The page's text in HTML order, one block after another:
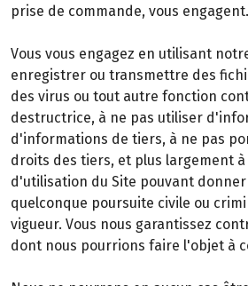
prise de commande, vous engagent.
Vous vous engagez en utilisant
enregistrer ou transmettre des
des virus ou tout autre fonction
destructrice, à ne pas utiliser
d'informations de tiers, à ne pas
droits des tiers, et plus largement
d'utilisation du Site pouvant donner
quelconque poursuite civile ou
vigueur. Vous nous garantissez
dont nous pourrions faire l'objet à